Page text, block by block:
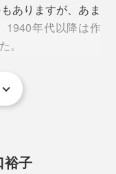
が乾燥して、はが
取り除くと、模様
ありますが、あま
1940年代以降は作
。
、MONOCOでロ
裕子